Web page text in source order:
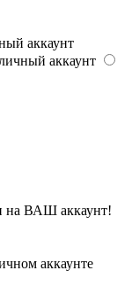
аккаунт
аккаунт
на ВАШ аккаунт!
аккаунте